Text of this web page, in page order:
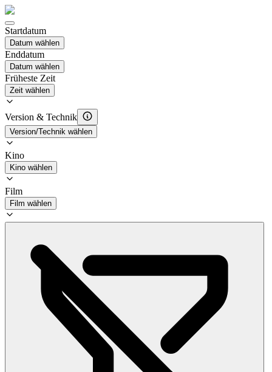
Startdatum
Datum wählen
Enddatum
Datum wählen
Früheste Zeit
Zeit wählen
Version & Technik
Version/Technik wählen
Kino
Kino wählen
Film
Film wählen